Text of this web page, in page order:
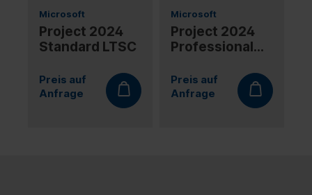
Microsoft
Project 2024
Standard LTSC
Preis auf
Anfrage
Microsoft
Project 2024
Professional
Preis auf
Anfrage